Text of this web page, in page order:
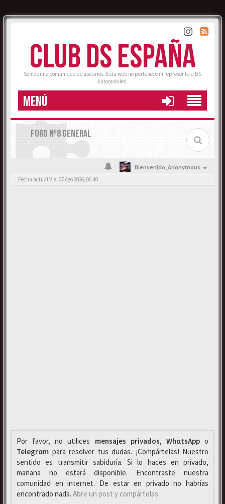
CLUB DS ESPAÑA
Somos una comunidad de usuarios. Esta web no pertenece ni representa a DS
Automobiles.
MENÚ
FORO Nº8 GENERAL
Bienvenido,Anonymous
Fecha actual Vie, 07 Ago 2026, 06:40
Por favor, no utilices mensajes privados, WhαtsAppo
Telegrαm para resolver tus dudas. ¡Compártelas! Nuestro
sentido es transmitir sabiduría. Si lo haces en privado,
mañana no estará disponible. Encontraste nuestra
comunidad en internet. De estar en privado no habrías
encontrado nada. Abre un post y compártelas